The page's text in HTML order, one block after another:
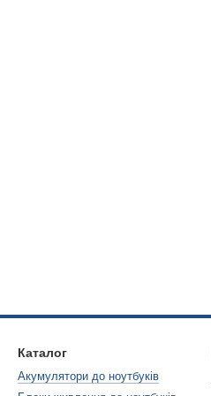
Каталог
Акумулятори до ноутбуків